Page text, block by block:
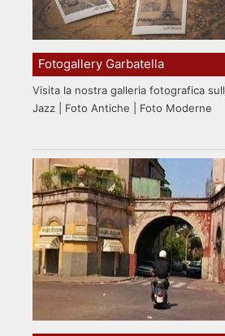
Fotogallery Garbatella
Visita la nostra galleria fotografica
Jazz | Foto Antiche | Foto Moderne